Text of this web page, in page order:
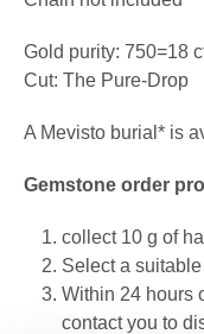
Gold purity: 750=18
Cut: The Pure-Drop
A Mevisto burial* is
Gemstone order
collect 10 g of
Select a
Within 24 hours
contact you to